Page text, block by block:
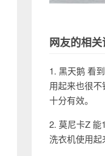
网友的相关
1. 黑天鹅 看
用起来也很
十分有效。
2. 莫尼卡Z
洗衣机使用起